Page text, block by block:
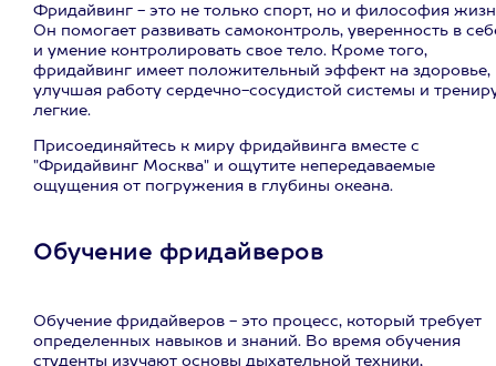
Фридайвинг - это не только спорт, но и философия
Он помогает развивать самоконтроль, уверенность в
и умение контролировать свое тело. Кроме того,
фридайвинг имеет положительный эффект на здоровье,
улучшая работу сердечно-сосудистой системы и
легкие.
Присоединяйтесь к миру фридайвинга вместе с
"Фридайвинг Москва" и ощутите непередаваемые
ощущения от погружения в глубины океана.
Обучение фридайверов
Обучение фридайверов - это процесс, который требует
определенных навыков и знаний. Во время обучения
студенты изучают основы дыхательной техники,